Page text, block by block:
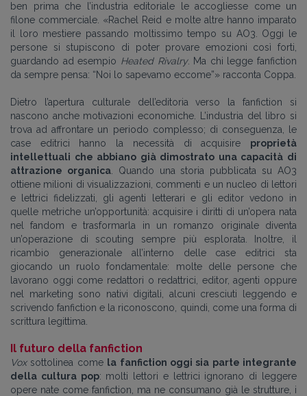
ben prima che l’industria editoriale le accogliesse come un
filone commerciale. «Rachel Reid e molte altre hanno imparato
il loro mestiere passando moltissimo tempo su AO3. Oggi le
persone si stupiscono di poter provare emozioni così forti
guardando ad esempio Heated Rivalry. Ma chi legge fanfiction
da sempre pensa: “Noi lo sapevamo eccome”» racconta Coppa.
Dietro l’apertura culturale dell’editoria verso la fanfiction si
nascono anche motivazioni economiche. L’industria del libro si
trova ad affrontare un periodo complesso; di conseguenza, le
case editrici hanno la necessità di acquisire proprietà
intellettuali che abbiano già dimostrato una capacità di
attrazione organica. Quando una storia pubblicata su AO3
ottiene milioni di visualizzazioni, commenti e un nucleo di lettori
e lettrici fidelizzati, gli agenti letterari e gli editor vedono in
quelle metriche un’opportunità: acquisire i diritti di un’opera nata
nel fandom e trasformarla in un romanzo originale diventa
un’operazione di scouting sempre più esplorata. Inoltre, il
ricambio generazionale all’interno delle case editrici sta
giocando un ruolo fondamentale: molte delle persone che
lavorano oggi come redattori o redattrici, editor, agenti oppure
nel marketing sono nativi digitali, alcuni cresciuti leggendo e
scrivendo fanfiction e la riconoscono, quindi, come una forma di
scrittura legittima.
Il futuro della fanfiction
Voxsottolinea come la fanfiction oggi sia parte integrante
della cultura pop: molti lettori e lettrici ignorano di leggere
opere nate come fanfiction, ma ne consumano già le strutture, i